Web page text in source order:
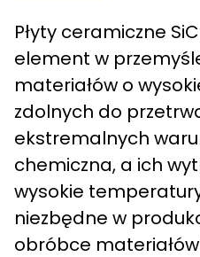
Płyty ceramiczne
element w
materiałów o
zdolnych do
ekstremalnych
chemiczna, a ich
wysokie
niezbędne w
obróbce